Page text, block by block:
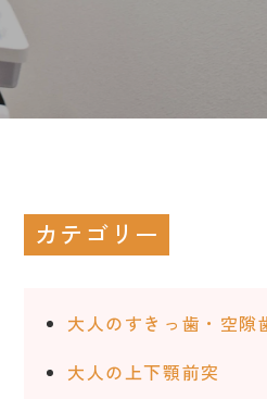
カテゴリー
大人のすきっ歯・空隙
大人の上下顎前突